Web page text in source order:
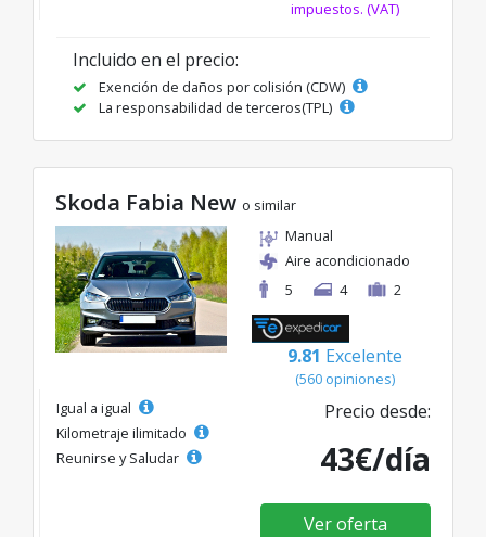
impuestos. (VAT)
Incluido en el precio:
Exención de daños por colisión (CDW)
La responsabilidad de terceros(TPL)
Skoda Fabia New o similar
Manual
Aire acondicionado
5
4 2
9.81 Excelente
(560 opiniones)
Igual a igual
Kilometraje ilimitado
Reunirse y Saludar
Precio desde:
43€/día
Ver oferta